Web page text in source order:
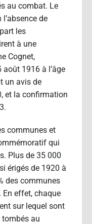
au combat. Le
de
les
à une
Cognet,
1916 à l’âge
un avis de
et la confirmation
communes et
qui
Plus de 35 000
érigés de 1920 à
des communes
effet, chaque
sur lequel sont
au